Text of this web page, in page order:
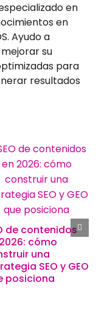
en
en
Ayudo a
su
para
resultados
de contenidos
cómo
una
SEO y GEO
posiciona